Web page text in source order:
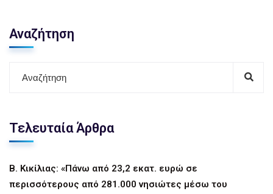
Αναζήτηση
Τελευταία Άρθρα
Β. Κικίλιας: «Πάνω από 23,2 εκατ. ευρώ σε
περισσότερους από 281.000 νησιώτες μέσω του